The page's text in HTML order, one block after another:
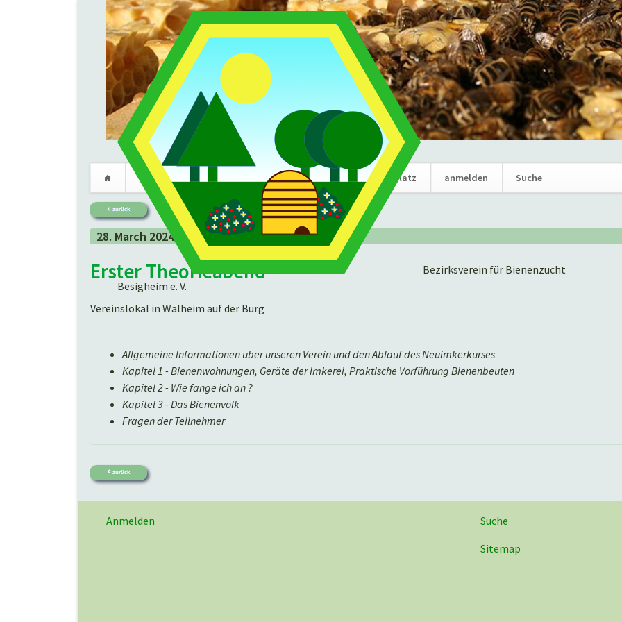
Bezirksverein für Bienenzucht
Besigheim e. V.
Verein Termine Marktplatz anmelden Suche
Navigation
überspringen
zurück
28. March 2024 - 20:00 Uhr
Erster Theorieabend
Vereinslokal in Walheim auf der Burg
Allgemeine Informationen über unseren Verein und den Ablauf des Neuimkerkurses
Kapitel 1 - Bienenwohnungen, Geräte der Imkerei, Praktische Vorführung Bienenbeuten
Kapitel 2 - Wie fange ich an ?
Kapitel 3 - Das Bienenvolk
Fragen der Teilnehmer
zurück
Anmelden
Suche
Sitemap